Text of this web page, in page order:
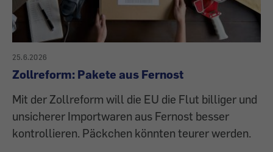
25.6.2026
Zollreform: Pakete aus Fernost
Mit der Zollreform will die EU die Flut billiger und
unsicherer Importwaren aus Fernost besser
kontrollieren. Päckchen könnten teurer werden.